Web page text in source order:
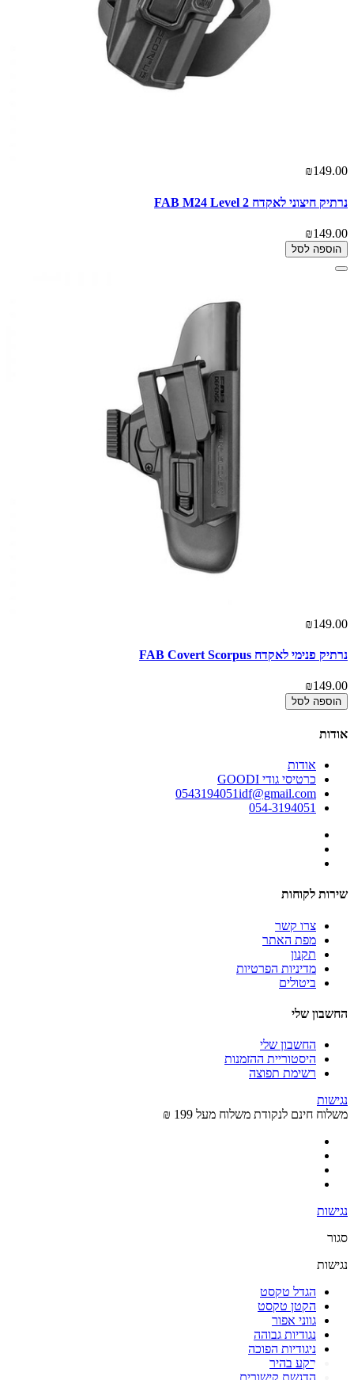
₪149.00
נרתיק חיצוני לאקדח FAB M24 Level 2
₪149.00
הוספה לסל
₪149.00
נרתיק פנימי לאקדח FAB Covert Scorpus
₪149.00
הוספה לסל
אודות
אודות
כרטיסי גודי GOODI
0543194051idf@gmail.com
054-3194051
שירות לקוחות
צרו קשר
מפת האתר
תקנון
מדיניות הפרטיות
ביטולים
החשבון שלי
החשבון שלי
היסטוריית ההזמנות
רשימת תפוצה
נגישות
משלוח חינם לנקודת משלוח מעל 199 ₪
נגישות
סגור
נגישות
הגדל טקסט
הקטן טקסט
גווני אפור
נגודיות גבוהה
ניגודיות הפוכה
רקע בהיר
הדגשת קישורים